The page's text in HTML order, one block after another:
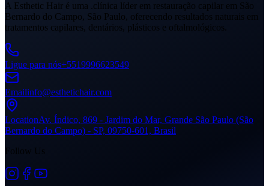
A Esthetic Hair é uma .clínica líder em restauração capilar em São
Bernardo do Campo, São Paulo, oferecendo resultados naturais em
tratamentos capilares, dentários, plásticos e oftalmológicos.
Ligue para nós+5519996623549
Emailinfo@esthetichair.com
LocationAv. Índico, 869 - Jardim do Mar, Grande São Paulo (São
Bernardo do Campo) - SP, 09750-601, Brasil
Follow Us